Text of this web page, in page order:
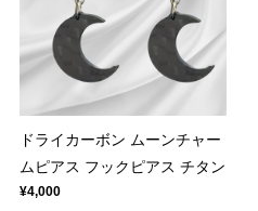
ドライカーボン ムーンチャー
ムピアス フックピアス チタン
¥4,000